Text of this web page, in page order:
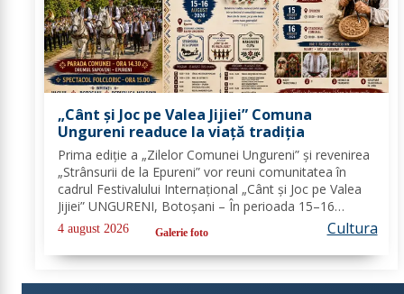
„Cânt și Joc pe Valea Jijiei” Comuna
Ungureni readuce la viață tradiția
Prima ediție a „Zilelor Comunei Ungureni” și revenirea
„Strânsurii de la Epureni” vor reuni comunitatea în
cadrul Festivalului Internațional „Cânt și Joc pe Valea
Jijiei” UNGURENI, Botoșani – În perioada 15–16
august 2026, comuna Ungureni va găzdui unul dintre
cele mai ample evenimente culturale...
4 august 2026 Galerie foto Cultura